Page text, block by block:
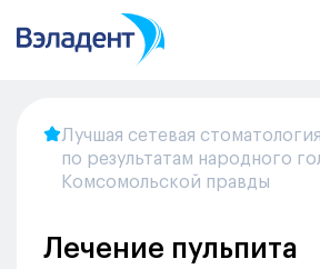
Лучшая сетевая
по результатам народного
Комсомольской правды
Лечение пульпита